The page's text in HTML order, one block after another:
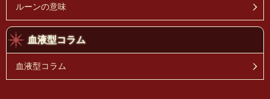
ルーンの意味
血液型コラム
血液型コラム